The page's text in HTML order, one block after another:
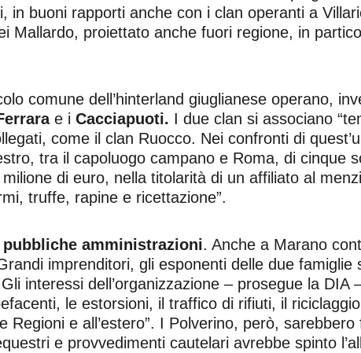
in buoni rapporti anche con i clan operanti a
Mallardo, proiettato anche fuori regione, in
comune dell’hinterland giuglianese operano,
e i Cacciapuoti. I due clan si associano
come il clan Ruocco. Nei confronti di
tra il capoluogo campano e Roma, di cinque
di euro, nella titolarità di un affiliato al
truffe, rapine e ricettazione”.
amministrazioni. Anche a Marano
imprenditori, gli esponenti delle due
interessi dell’organizzazione – prosegue la
le estorsioni, il traffico di rifiuti, il
Regioni e all’estero”. I Polverino, però,
e provvedimenti cautelari avrebbe spinto